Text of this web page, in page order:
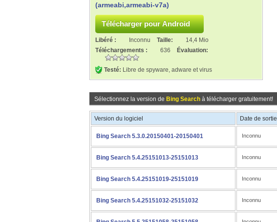
(armeabi,armeabi-v7a)
Libéré : Inconnu Taille:
14,4 Mio
Téléchargements :
636 Évaluation:
Testé: Libre de spyware, adware et virus
Sélectionnez la version de Bing Search à télécharger gratuitement!
Version du logiciel Date de sortie
Bing Search 5.3.0.20150401-20150401 Inconnu
Bing Search 5.4.25151013-25151013 Inconnu
Bing Search 5.4.25151019-25151019 Inconnu
Bing Search 5.4.25151032-25151032 Inconnu